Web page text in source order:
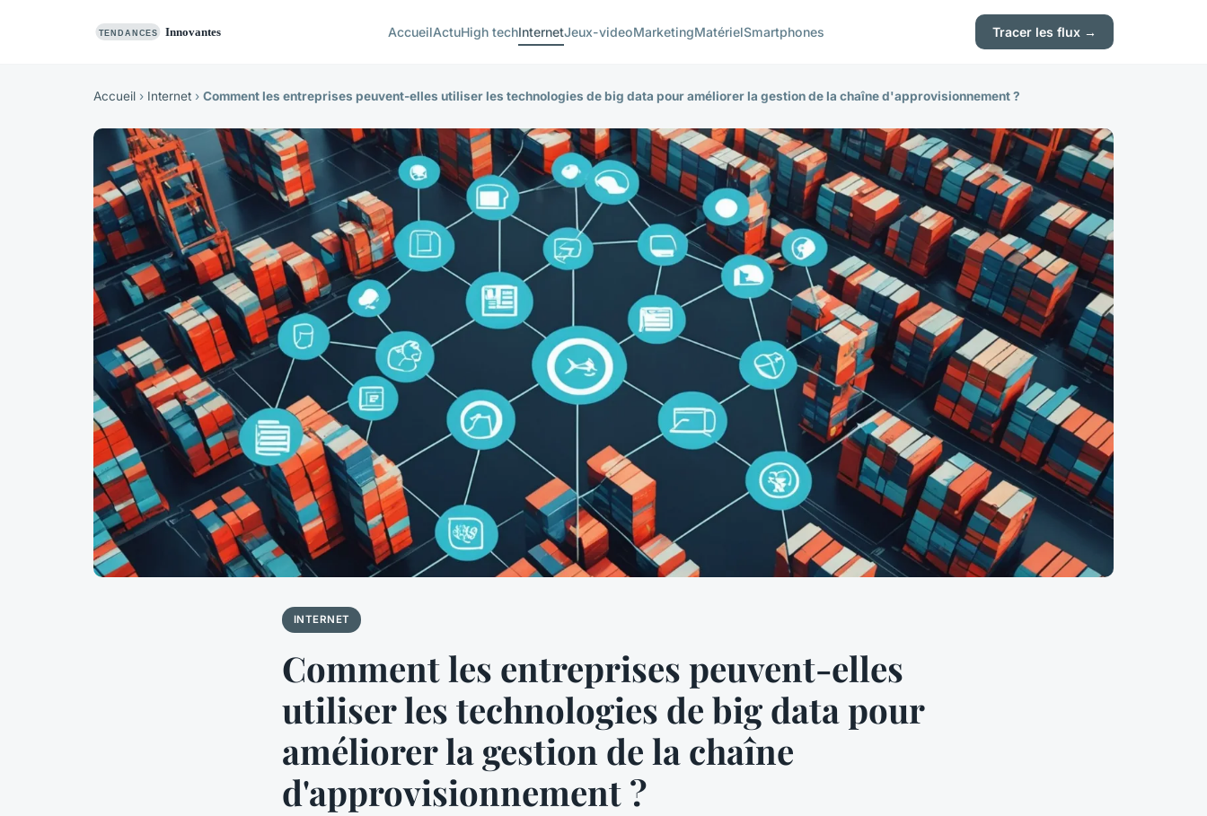
AccueilActuHigh techInternetJeux-videoMarketingMatérielSmartphones Tracer les flux →
Accueil › Internet › Comment les entreprises peuvent-elles utiliser les technologies de big data pour améliorer la gestion de la chaîne d'approvisionnement ?
INTERNET
Comment les entreprises peuvent-elles
utiliser les technologies de big data pour
améliorer la gestion de la chaîne
d'approvisionnement ?